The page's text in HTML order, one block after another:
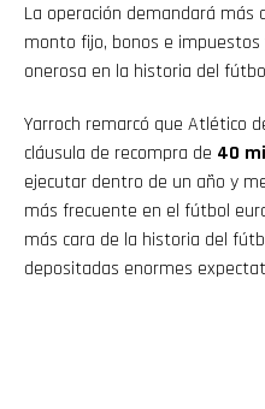
La operación demandará más
monto fijo, bonos e
onerosa en la historia del
Yarroch remarcó que Atlético
cláusula de recompra de 40
ejecutar dentro de un año y
más frecuente en el fútbol
más cara de la historia del
depositadas enormes